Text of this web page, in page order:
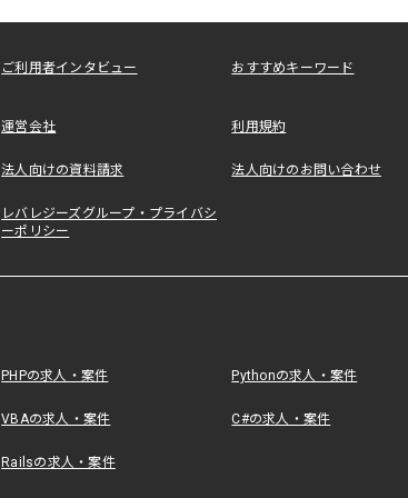
ご利用者インタビュー おすすめキーワード
運営会社 利用規約
法人向けの資料請求 法人向けのお問い合わせ
レバレジーズグループ・プライバシ
ーポリシー
PHPの求人・案件 Pythonの求人・案件
VBAの求人・案件 C#の求人・案件
Railsの求人・案件